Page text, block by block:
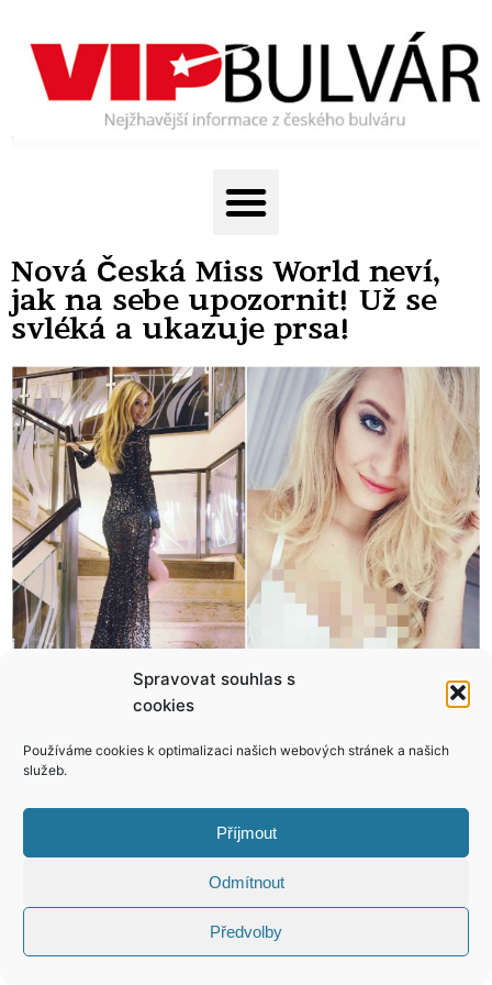
Spravovat souhlas s
cookies
Používáme cookies k optimalizaci našich webových stránek a našich
služeb.
Příjmout
Odmítnout
Předvolby
Nová Česká Miss World neví,
jak na sebe upozornit! Už se
svléká a ukazuje prsa!
KONTAKT
Copyright © 2026 VIP Bulvár, All Rights
Reserved